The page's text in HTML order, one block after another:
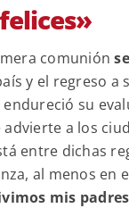
comunión
y el regreso
su
a los
entre dichas
al menos en
mis